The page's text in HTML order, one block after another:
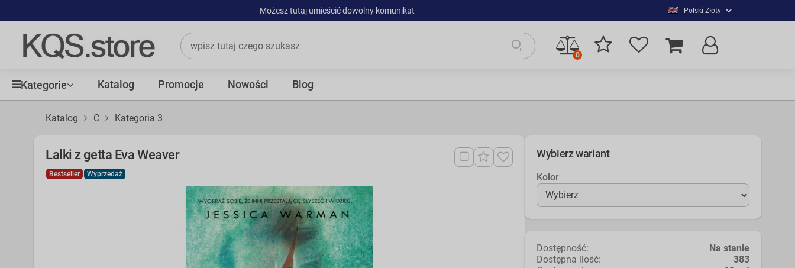
Możesz tutaj umieścić dowolny komunikat
0
Kategorie Katalog Promocje Nowości Blog
Katalog C Kategoria 3
Lalki z getta Eva Weaver
Bestseller Wyprzedaż
Wybierz wariant
Kolor
Dostępność:
Na stanie
Dostępna ilość:
383